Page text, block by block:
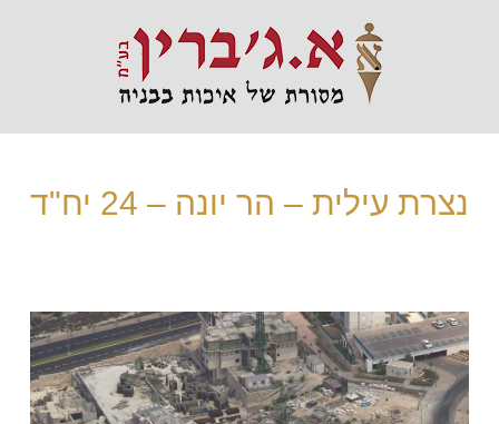
נצרת עילית – הר יונה – 24 יח"ד